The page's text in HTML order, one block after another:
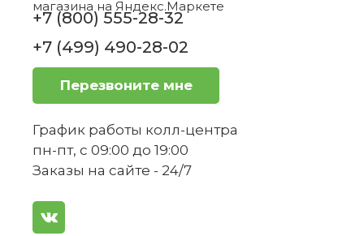
Нет в наличии
Подходит ли молочник для горячих
Можно ли использовать молочник
Как отличить оригинальный молочник
+7 (800) 555-28-32
+7 (499) 490-28-02
Перезвоните мне
График работы колл-центра
пн-пт, с 09:00 до 19:00
Заказы на сайте - 24/7